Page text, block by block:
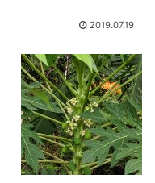
2019.07.19